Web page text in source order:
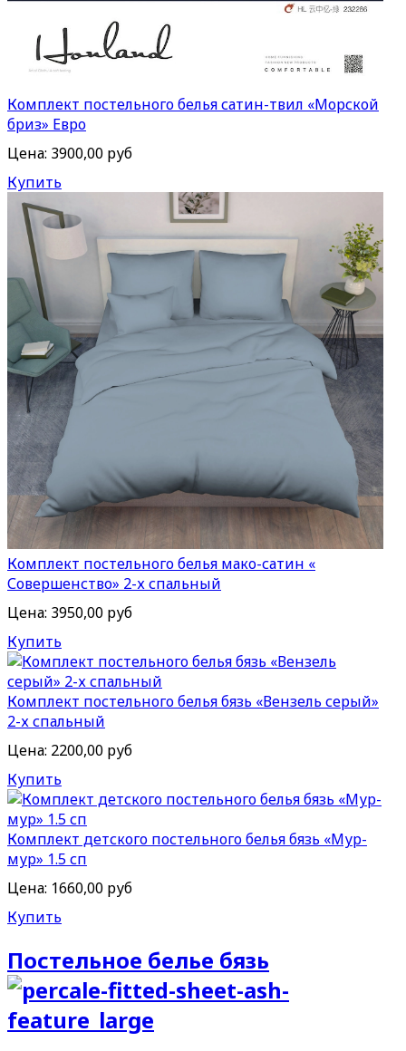
Комплект постельного белья сатин-твил «Морской
бриз» Евро
Цена: 3900,00 руб
Купить
Комплект постельного белья мако-сатин «
Совершенство» 2-х спальный
Цена: 3950,00 руб
Купить
Комплект постельного белья бязь «Вензель серый»
2-х спальный
Цена: 2200,00 руб
Купить
Комплект детского постельного белья бязь «Мур-
мур» 1.5 сп
Цена: 1660,00 руб
Купить
Постельное белье бязь